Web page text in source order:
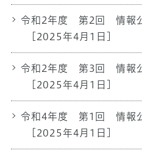
令和2年度 第2回 情報
[2025年4月1日]
令和2年度 第3回 情報
[2025年4月1日]
令和4年度 第1回 情報
[2025年4月1日]